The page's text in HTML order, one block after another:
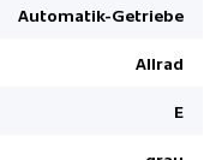
Automatik-Getriebe
Allrad
E